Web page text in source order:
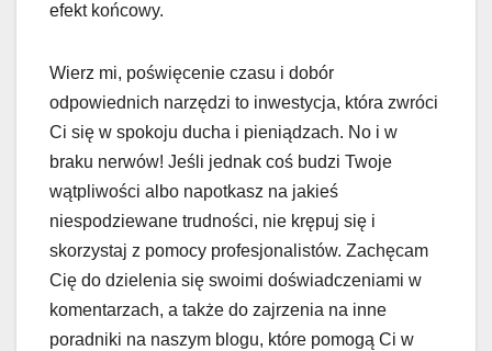
efekt końcowy.
Wierz mi, poświęcenie czasu i dobór
odpowiednich narzędzi to inwestycja, która zwróci
Ci się w spokoju ducha i pieniądzach. No i w
braku nerwów! Jeśli jednak coś budzi Twoje
wątpliwości albo napotkasz na jakieś
niespodziewane trudności, nie krępuj się i
skorzystaj z pomocy profesjonalistów. Zachęcam
Cię do dzielenia się swoimi doświadczeniami w
komentarzach, a także do zajrzenia na inne
poradniki na naszym blogu, które pomogą Ci w